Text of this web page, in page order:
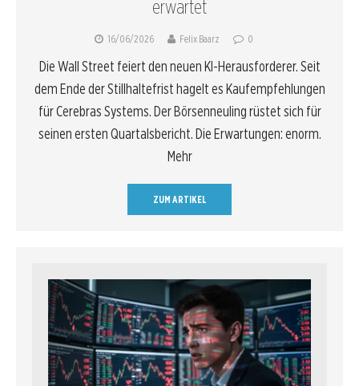
erwartet
16/06/2026 Felix Baarz 0
Die Wall Street feiert den neuen KI-Herausforderer. Seit
dem Ende der Stillhaltefrist hagelt es Kaufempfehlungen
für Cerebras Systems. Der Börsenneuling rüstet sich für
seinen ersten Quartalsbericht. Die Erwartungen: enorm.
Mehr
ZUM ARTIKEL